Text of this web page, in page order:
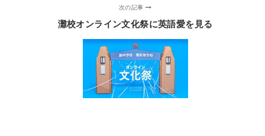
次の記事
灘校オンライン文化祭に英語愛を見る